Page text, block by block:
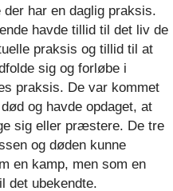
har en daglig praksis.
havde tillid til det liv de
praksis og tillid til at
sig og forløbe i
praksis. De var kommet
og havde opdaget, at
sig eller præstere. De tre
og døden kunne
en kamp, men som en
det ubekendte.